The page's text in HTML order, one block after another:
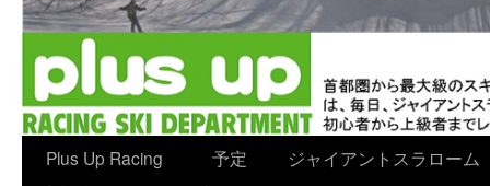
Plus Up Racing
予定
ジャイアントスラローム